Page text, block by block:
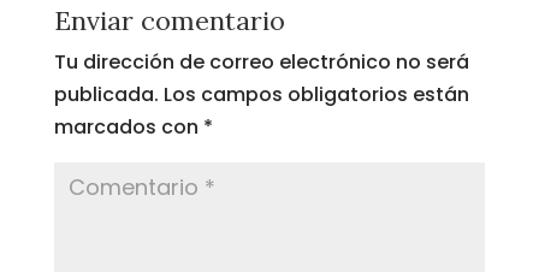
Enviar comentario
Tu dirección de correo electrónico no será
publicada. Los campos obligatorios están
marcados con *